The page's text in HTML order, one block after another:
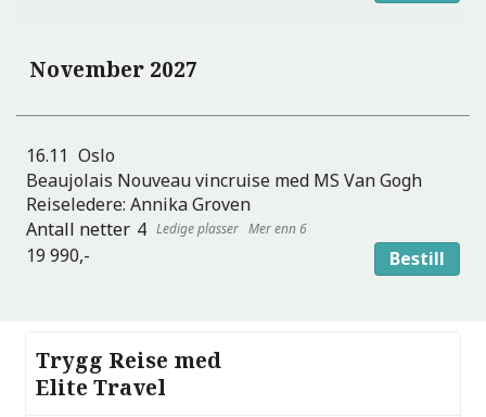
November 2027
16.11 Oslo
Beaujolais Nouveau vincruise med MS Van Gogh
Reiseledere: Annika Groven
4
Mer enn 6
19 990,- Bestill
Trygg Reise med
Elite Travel